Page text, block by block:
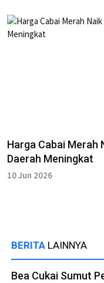
Harga Cabai Merah
Daerah Meningkat
10 Jun 2026
BERITA LAINNYA
Bea Cukai Sumut